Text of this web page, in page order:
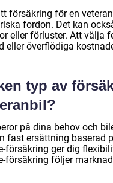
försäkring för en
fordon. Det kan
eller förluster. Att välja
eller överflödiga
typ av
på dina behov och
fast ersättning baserad
försäkring ger dig
försäkring följer